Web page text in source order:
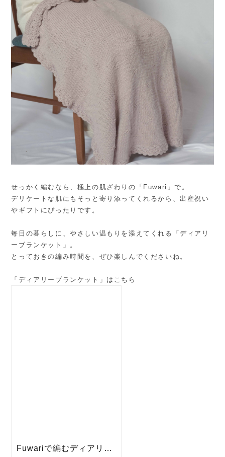
せっかく編むなら、極上の肌ざわりの「Fuwari」で。
デリケートな肌にもそっと寄り添ってくれるから、出産祝い
やギフトにぴったりです。
毎日の暮らしに、やさしい温もりを添えてくれる「ディアリ
ーブランケット」。
とっておきの編み時間を、ぜひ楽しんでくださいね。
「ディアリーブランケット」はこちら